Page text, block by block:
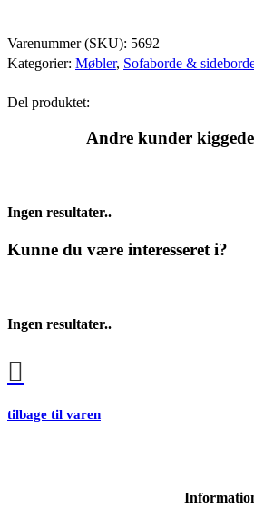
Varenummer (SKU): 5692
Kategorier: Møbler, Sofaborde &
Del produktet:
Andre kunder
Ingen resultater..
Kunne du være interesseret i?
Ingen resultater..
tilbage til varen